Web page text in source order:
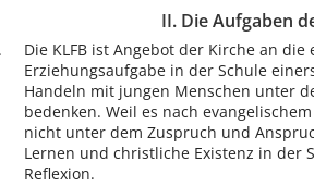
II. Die Aufgaben
Die KLFB ist Angebot der Kirche an
Erziehungsaufgabe in der Schule
Handeln mit jungen Menschen unter
bedenken. Weil es nach
nicht unter dem Zuspruch und
Lernen und christliche Existenz in der
Reflexion.